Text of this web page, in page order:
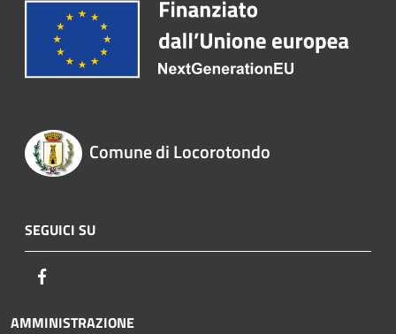
Comune di Locorotondo
SEGUICI SU
AMMINISTRAZIONE